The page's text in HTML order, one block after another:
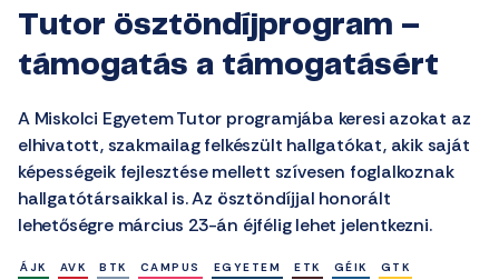
Tutor ösztöndíjprogram –
támogatás a támogatásért
A Miskolci Egyetem Tutor programjába keresi azokat az
elhivatott, szakmailag felkészült hallgatókat, akik saját
képességeik fejlesztése mellett szívesen foglalkoznak
hallgatótársaikkal is. Az ösztöndíjjal honorált
lehetőségre március 23-án éjfélig lehet jelentkezni.
ÁJK AVK BTK CAMPUS EGYETEM ETK GÉIK
GTK